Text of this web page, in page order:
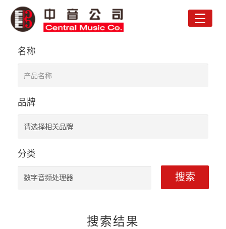
Toggle
名称
品牌
分类
搜索
搜索结果